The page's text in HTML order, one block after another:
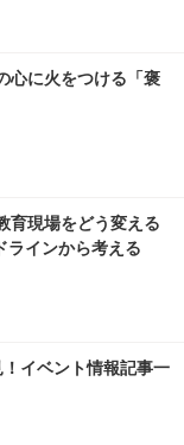
心に火をつける「褒
育現場をどう変える
ラインから考える
！イベント情報記事一